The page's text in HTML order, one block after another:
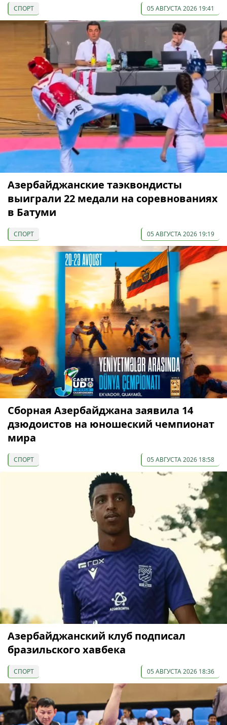
СПОРТ 05 АВГУСТА 2026 19:41
Азербайджанские таэквондисты
выиграли 22 медали на соревнованиях
в Батуми
СПОРТ 05 АВГУСТА 2026 19:19
Сборная Азербайджана заявила 14
дзюдоистов на юношеский чемпионат
мира
СПОРТ 05 АВГУСТА 2026 18:58
Азербайджанский клуб подписал
бразильского хавбека
СПОРТ 05 АВГУСТА 2026 18:36